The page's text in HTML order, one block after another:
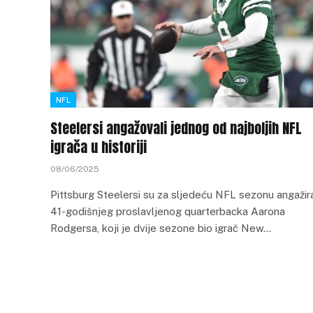
NFL
Steelersi angažovali jednog od najboljih NFL
igrača u historiji
08/06/2025
Pittsburg Steelersi su za sljedeću NFL sezonu
41-godišnjeg proslavljenog quarterbacka Aarona
Rodgersa, koji je dvije sezone bio igrač New…